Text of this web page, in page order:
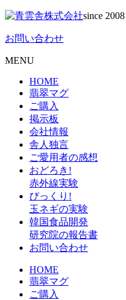
since 2008
お問い合わせ
MENU
HOME
翡翠マグ
ご購入
掲示板
会社情報
舎人独言
ご愛用者の感想
おどろき!
赤外線実験
びっくり!
玉ネギの実験
韓国食品開発
研究院の報告書
お問い合わせ
HOME
翡翠マグ
ご購入